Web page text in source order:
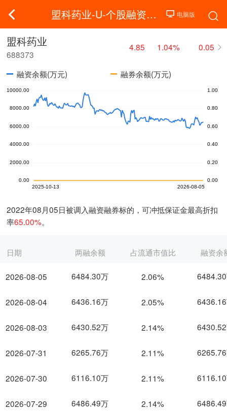
盟科药业-U-个股融资融券
盟科药业
688373
4.85 1.04% 0.05
融资余额(万元) 融券余额(万元)
2022年08月05日被调入融资融券标的，可冲抵保证金最高折扣
率65.00%。
日期
2026-08-05
2026-08-04
2026-08-03
2026-07-31
2026-07-30
2026-07-29
两融余额 占流通市值比 融资余
6484.30万 2.06%
6436.16万 2.05%
6430.52万 2.14%
6265.76万 2.11%
6116.10万 2.11%
6486.49万 2.14%